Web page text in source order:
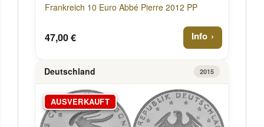
Frankreich 10 Euro Abbé Pierre 2012 PP
47,00 € Info
Deutschland 2015
AUSVERKAUFT